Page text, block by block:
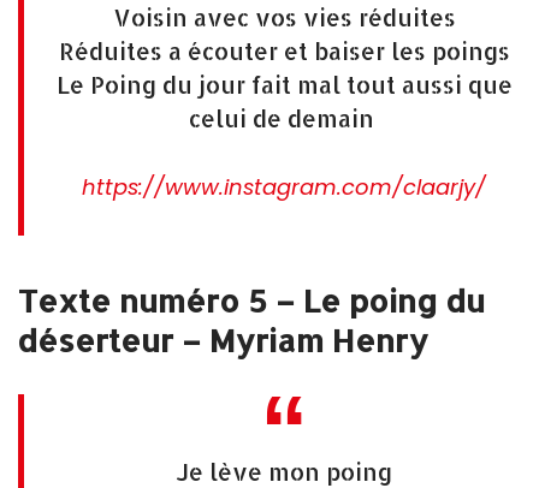
Voisin avec vos vies réduites
Réduites a écouter et baiser les poings
Le Poing du jour fait mal tout aussi que
celui de demain
https://www.instagram.com/claarjy/
Texte numéro 5 – Le poing du
déserteur – Myriam Henry
Je lève mon poing